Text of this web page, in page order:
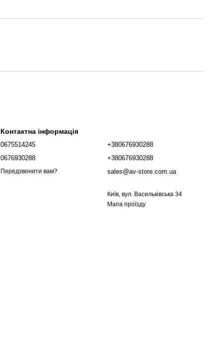
Контактна інформація
0675514245
0676930288
Передзвонити вам?
+380676930288
+380676930288
sales@av-store.com.ua
Київ, вул. Васильківська 34
Мапа проїзду